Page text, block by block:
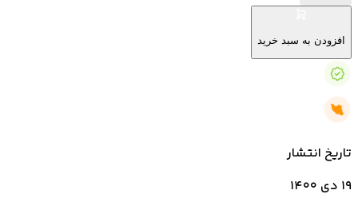
افزودن به سبد خرید
تاریخ انتشار
۱۹ دی ۱۴۰۰